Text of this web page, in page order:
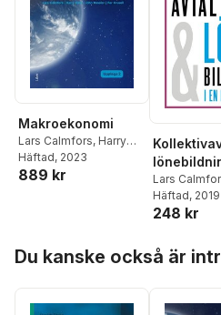
Makroekonomi
Lars Calmfors, Harry
Flam,John Hassler
Krusell
Häftad, 2023
889 kr
tid
Lars
Ek,Ann-
Skedinger
Häftad, 2019
248 kr
Du kanske också är